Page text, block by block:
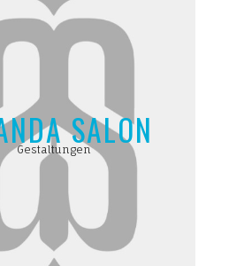
SALON
Gestaltungen